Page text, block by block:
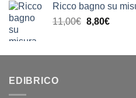
era:
13,00€.
è:
Ricco bagno su
11,00€ Il
era:
8,80€Il
è:
EDIBRICO